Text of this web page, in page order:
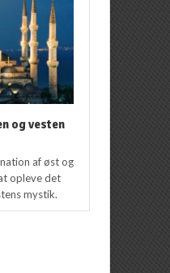
og vesten
af øst og
opleve det
mystik.